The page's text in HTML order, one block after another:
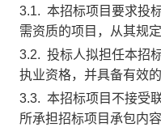
3.1. 本招标项目要求投
需资质的项目，从其规定
3.2. 投标人拟担任本招
执业资格，并具备有效
3.3. 本招标项目 不接受
所承担招标项目承包内